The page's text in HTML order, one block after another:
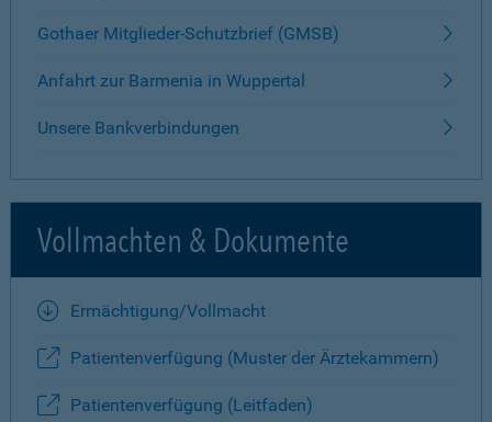
Gothaer Mitglieder-Schutzbrief (GMSB)
Anfahrt zur Barmenia in Wuppertal
Unsere Bankverbindungen
Vollmachten & Dokumente
Ermächtigung/Vollmacht
Patientenverfügung (Muster der Ärztekammern)
Patientenverfügung (Leitfaden)